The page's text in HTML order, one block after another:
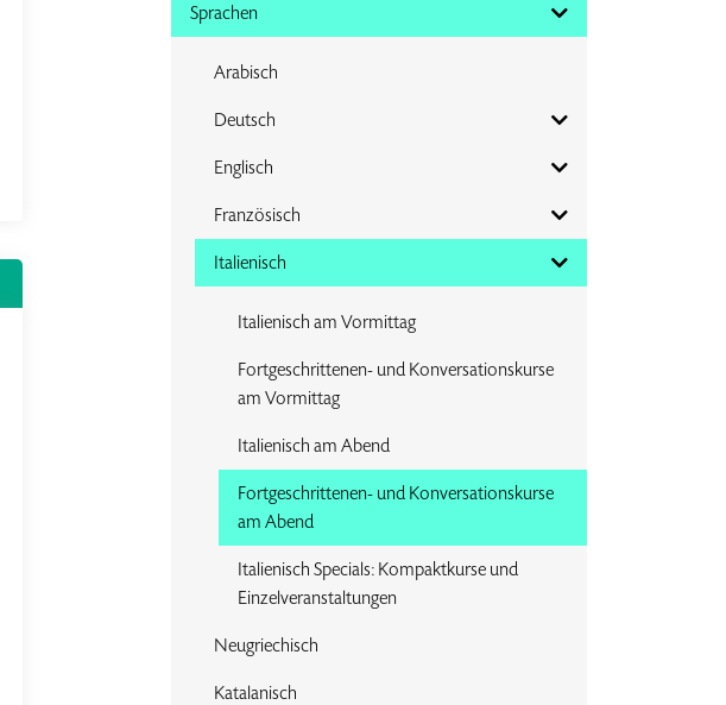
Sprachen
Arabisch
Deutsch
Englisch
Französisch
Italienisch
Italienisch am Vormittag
Fortgeschrittenen- und Konversationskurse
am Vormittag
Italienisch am Abend
Fortgeschrittenen- und Konversationskurse
am Abend
Italienisch Specials: Kompaktkurse und
Einzelveranstaltungen
Neugriechisch
Katalanisch